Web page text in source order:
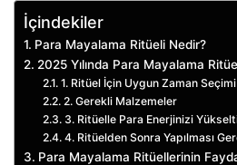
İçindekiler
Para Mayalama Ritüeli Nedir?
2025 Yılında Para Mayalama
1. Ritüel İçin Uygun Zaman Seçimi
2. Gerekli Malzemeler
3. Ritüelle Para Enerjinizi
4. Ritüelden Sonra Yapılması
Para Mayalama Ritüellerinin